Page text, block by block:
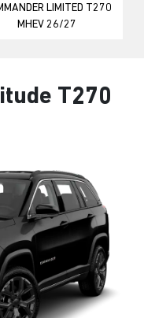
LIMITED T270
MHEV 26/27
T270